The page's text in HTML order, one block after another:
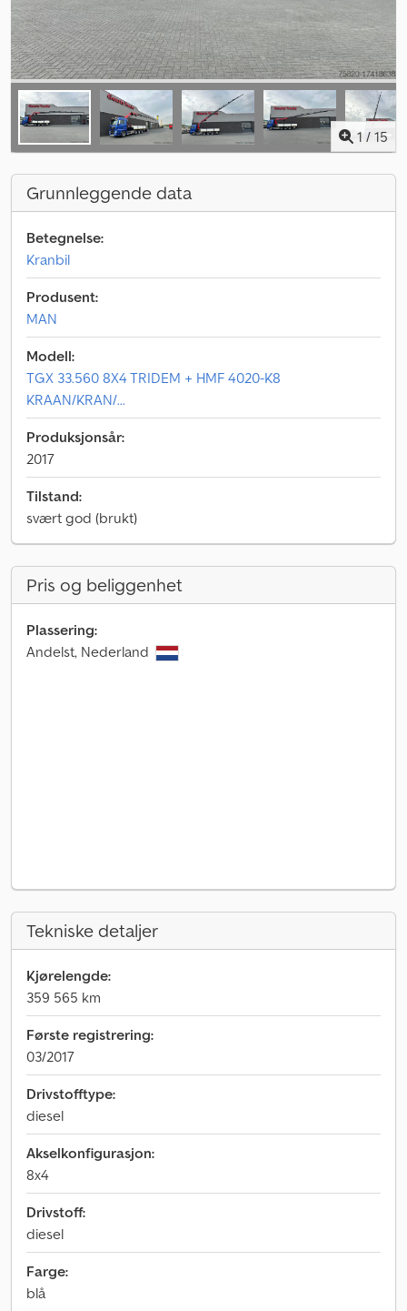
1 / 15
Grunnleggende data
Betegnelse:
Kranbil
Produsent:
MAN
Modell:
TGX 33.560 8X4 TRIDEM + HMF 4020-K8
KRAAN/KRAN/...
Produksjonsår:
2017
Tilstand:
svært god (brukt)
Pris og beliggenhet
Plassering:
Andelst, Nederland
Tekniske detaljer
Kjørelengde:
359 565 km
Første registrering:
03/2017
Drivstofftype:
diesel
Akselkonfigurasjon:
8x4
Drivstoff:
diesel
Farge:
blå